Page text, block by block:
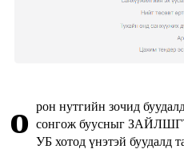
о рон нутгийн зочид
сонгож буусныг
УБ хотод үнэтэй буудалд